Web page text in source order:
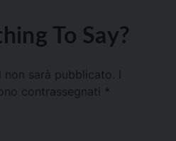
To Say?
non sarà pubblicato.
contrassegnati *